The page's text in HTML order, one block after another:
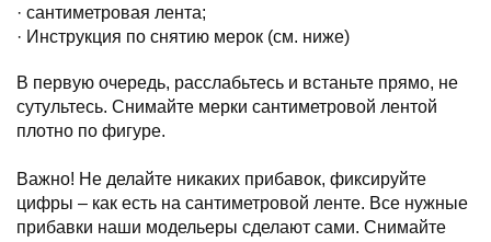
· сантиметровая лента;
· Инструкция по снятию мерок (см. ниже)
В первую очередь, расслабьтесь и встаньте прямо, не
сутультесь. Снимайте мерки сантиметровой лентой
плотно по фигуре.
Важно! Не делайте никаких прибавок, фиксируйте
цифры – как есть на сантиметровой ленте. Все нужные
прибавки наши модельеры сделают сами. Снимайте